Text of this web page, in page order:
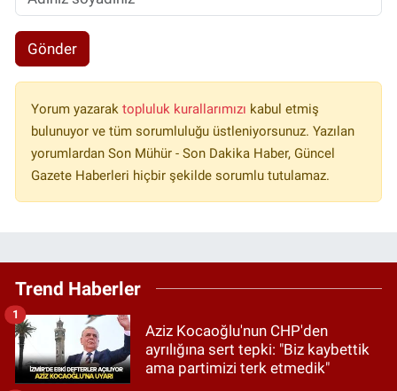
Gönder
Yorum yazarak topluluk kurallarımızı kabul etmiş
bulunuyor ve tüm sorumluluğu üstleniyorsunuz. Yazılan
yorumlardan Son Mühür - Son Dakika Haber, Güncel
Gazete Haberleri hiçbir şekilde sorumlu tutulamaz.
Trend Haberler
Aziz Kocaoğlu'nun CHP'den
ayrılığına sert tepki: "Biz kaybettik
ama partimizi terk etmedik"
1